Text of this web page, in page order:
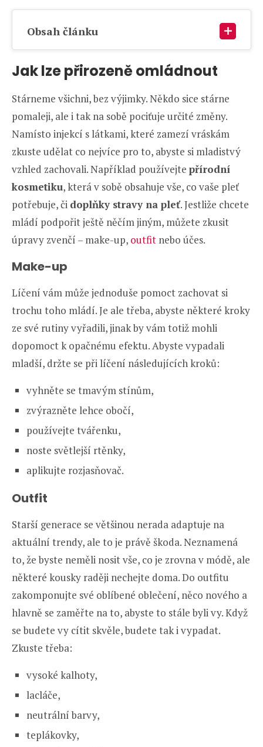
Obsah článku
Jak lze přirozeně omládnout
Stárneme všichni, bez výjimky. Někdo sice stárne
pomaleji, ale i tak na sobě pociťuje určité změny.
Namísto injekcí s látkami, které zamezí vráskám
zkuste udělat co nejvíce pro to, abyste si mladistvý
vzhled zachovali. Například používejte přírodní
kosmetiku, která v sobě obsahuje vše, co vaše pleť
potřebuje, či doplňky stravy na pleť. Jestliže chcete
mládí podpořit ještě něčím jiným, můžete zkusit
úpravy zvenčí – make-up, outfit nebo účes.
Make-up
Líčení vám může jednoduše pomoct zachovat si
trochu toho mládí. Je ale třeba, abyste některé kroky
ze své rutiny vyřadili, jinak by vám totiž mohli
dopomoct k opačnému efektu. Abyste vypadali
mladší, držte se při líčení následujících kroků:
vyhněte se tmavým stínům,
zvýrazněte lehce obočí,
používejte tvářenku,
noste světlejší rtěnky,
aplikujte rozjasňovač.
Outfit
Starší generace se většinou nerada adaptuje na
aktuální trendy, ale to je právě škoda. Neznamená
to, že byste neměli nosit vše, co je zrovna v módě, ale
některé kousky raději nechejte doma. Do outfitu
zakomponujte své oblíbené oblečení, něco nového a
hlavně se zaměřte na to, abyste to stále byli vy. Když
se budete vy cítit skvěle, budete tak i vypadat.
Zkuste třeba:
vysoké kalhoty,
lacláče,
neutrální barvy,
teplákovky,